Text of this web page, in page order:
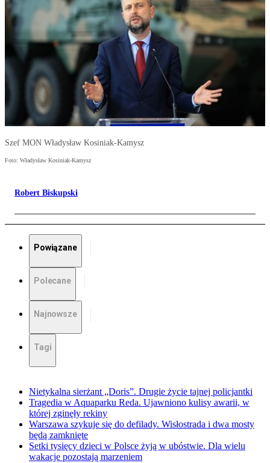
Szef MON Władysław Kosiniak-Kamysz
Foto: Władysław Kosiniak-Kamysz
Robert Biskupski
Powiązane
Polecane
Najnowsze
Tagi
Nietykalna sierżant „Doris”. Drugie życie tajnej policjantki
Tragedia w Aquaparku Reda. Ujawniono kulisy awarii, w
której zginęły rekiny
Warszawa szykuje się do defilady. Wisłostrada i dwa mosty
będą zamknięte
Setki tysięcy dzieci w Polsce żyją w ubóstwie. Dla wielu
wakacje pozostają marzeniem